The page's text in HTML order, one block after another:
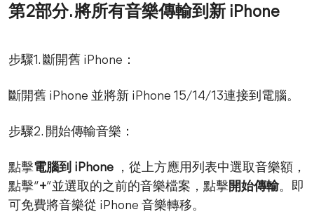
第2部分. 將所有音樂傳輸到新 iPhone
步驟1. 斷開舊 iPhone：
斷開舊 iPhone 並將新 iPhone 15/14/13連接到電腦。
步驟2. 開始傳輸音樂：
點擊電腦到 iPhone
，從上方應用列表中選取音樂額，
點擊“+”並選取的之前的音樂檔案，點擊開始傳輸。即
可免費將音樂從 iPhone 音樂轉移。